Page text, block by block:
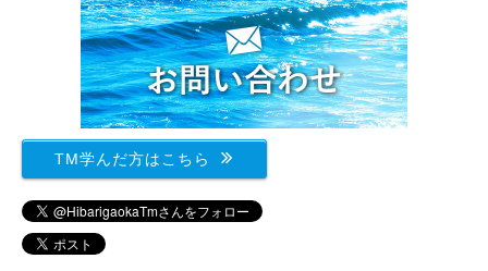
TM学んだ方はこちら